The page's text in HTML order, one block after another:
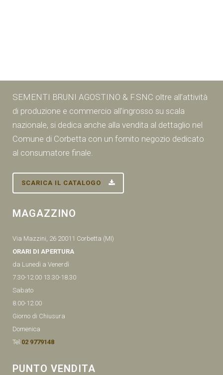
SEMENTI BRUNI AGOSTINO & F.SNC oltre all’attività
di produzione e commercio all’ingrosso su scala
nazionale, si dedica anche alla vendita al dettaglio nel
Comune di Corbetta con un fornito negozio dedicato
al consumatore finale.
SCARICA IL CATALOGO
MAGAZZINO
Via Mazzini, 26 20011 Corbetta (MI)
ORARI DI APERTURA
da Lunedì a Venerdì
7.30-12.00 13.30-18.30
Sabato
8.00-12.00
Giorno di Chiusura
Domenica
Tel:02 9779148
PUNTO VENDITA